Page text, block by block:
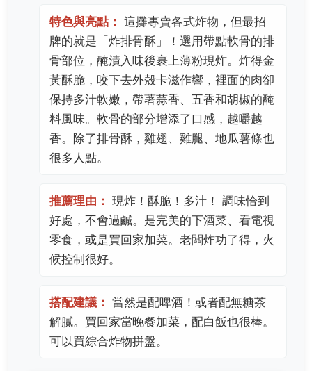
特色與亮點： 這攤專賣各式炸物，但最招
牌的就是「炸排骨酥」！選用帶點軟骨的排
骨部位，醃漬入味後裹上薄粉現炸。炸得金
黃酥脆，咬下去外殼卡滋作響，裡面的肉卻
保持多汁軟嫩，帶著蒜香、五香和胡椒的醃
料風味。軟骨的部分增添了口感，越嚼越
香。除了排骨酥，雞翅、雞腿、地瓜薯條也
很多人點。
推薦理由： 現炸！酥脆！多汁！ 調味恰到
好處，不會過鹹。是完美的下酒菜、看電視
零食，或是買回家加菜。老闆炸功了得，火
候控制很好。
搭配建議： 當然是配啤酒！或者配無糖茶
解膩。買回家當晚餐加菜，配白飯也很棒。
可以買綜合炸物拼盤。